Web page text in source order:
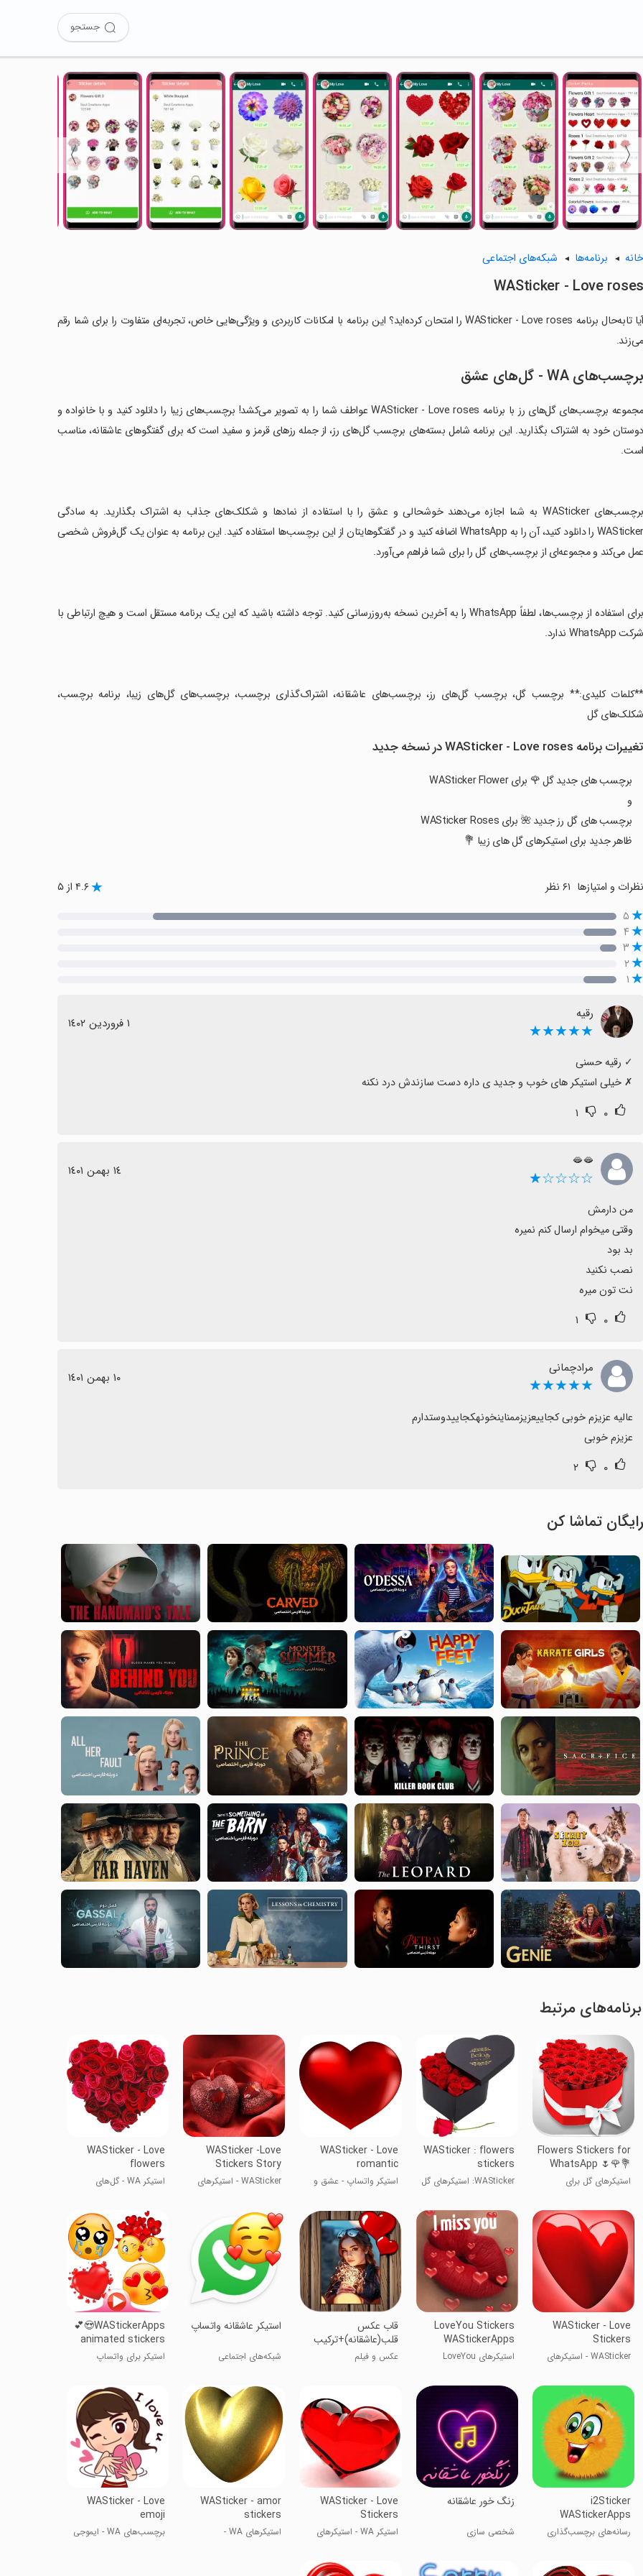
جستجو
〈
〉
خانه برنامه‌ها شبکه‌های اجتماعی
WASticker - Love roses
آیا تابه‌حال برنامه WASticker - Love roses را امتحان کرده‌اید؟ این برنامه با امکانات کاربردی و ویژگی‌هایی خاص، تجربه‌ای متفاوت را برای شما رقم
می‌زند.
برچسب‌های WA - گل‌های عشق
مجموعه برچسب‌های گل‌های رز با برنامه WASticker - Love roses عواطف شما را به تصویر می‌کشد! برچسب‌های زیبا را دانلود کنید و با خانواده و
دوستان خود به اشتراک بگذارید. این برنامه شامل بسته‌های برچسب گل‌های رز، از جمله رزهای قرمز و سفید است که برای گفتگوهای عاشقانه، مناسب
است.
‏برچسب‌های WASticker به شما اجازه می‌دهند خوشحالی و عشق را با استفاده از نمادها و شکلک‌های جذاب به اشتراک بگذارید. به سادگی
WASticker را دانلود کنید، آن را به WhatsApp اضافه کنید و در گفتگوهایتان از این برچسب‌ها استفاده کنید. این برنامه به عنوان یک گل‌فروش شخصی
عمل می‌کند و مجموعه‌ای از برچسب‌های گل را برای شما فراهم می‌آورد.
‏برای استفاده از برچسب‌ها، لطفاً WhatsApp را به آخرین نسخه به‌روزرسانی کنید. توجه داشته باشید که این یک برنامه مستقل است و هیچ ارتباطی با
شرکت WhatsApp ندارد.
‏**کلمات کلیدی:** برچسب گل، برچسب گل‌های رز، برچسب‌های عاشقانه، اشتراک‌گذاری برچسب، برچسب‌های گل‌های زیبا، برنامه برچسب،
شکلک‌های گل
تغییرات برنامه WASticker - Love roses در نسخه جدید
برچسب های جدید گل 🌹 برای WASticker Flower
و
برچسب های گل رز جدید 🌺 برای WASticker Roses
ظاهر جدید برای استیکرهای گل های زیبا 💐
نظرات و امتیازها ۴.۶ از ۵
۵
۴
۳
۲
۱
رقیه
★★★★★ ١ فروردین ١٤٠٢
‏✗ خیلی استیکر های خوب و جدید ی داره دست سازندش درد نکنه
۰ ۱
🫦🫦
☆☆☆☆★ ١٤ بهمن ١٤٠١
نت تون میره
۰ ۱
مرادچمانی
★★★★★ ١٠ بهمن ١٤٠١
عزیزم خوبی
۰ ۲
رایگان تماشا کن
برنامه‌های مرتبط
Flowers Stickers for
WhatsApp 🌷🌹💐
WAStickerApps
استیکرهای گل برای
WAStickerApps
WASticker : flowers
stickers
WASticker: استیکرهای گل
WASticker - Love
romantic
استیکر واتساپ - عشق و
WASticker -Love
Stickers Story
WASticker - استیکرهای
WASticker - Love
flowers
استیکر WA - گل‌های
WASticker - Love
Stickers
WASticker - استیکرهای
LoveYou Stickers
WAStickerApps
استیکرهای LoveYou
قاب عکس
قلب(عاشقانه)+ترکیب
عکس
عکس و فیلم
استیکر عاشقانه واتساپ
شبکه‌های اجتماعی
💕😍WAStickerApps
animated stickers
for Whatsapp
استیکر برای واتساپ
i2Sticker
WAStickerApps
رسانه‌های برچسب‌گذاری
زنگ خور عاشقانه
شخصی سازی
WASticker - Love
Stickers
استیکر WA - استیکرهای
WASticker - amor
stickers
استیکرهای WA -
WASticker - Love
emoji
برچسب‌های WA - ایموجی